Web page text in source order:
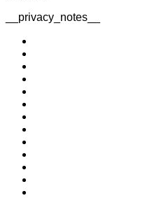
__privacy_notes__